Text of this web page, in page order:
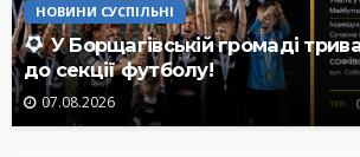
НОВИНИ СУСПІЛЬНІ
У Борщагівській громаді
до секції футболу!
07.08.2026